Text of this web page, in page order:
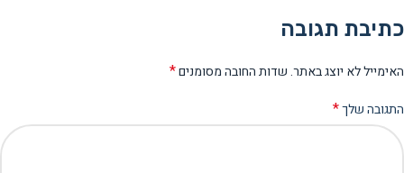
כתיבת תגובה
האימייל לא יוצג באתר.שדות החובה מסומנים*
התגובה שלך*